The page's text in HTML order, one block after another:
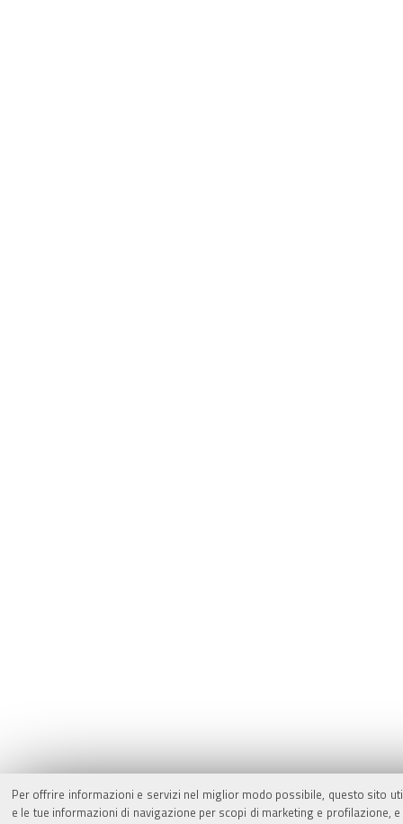
Per offrire informazioni e servizi nel miglior modo possibile, questo sito
e le tue informazioni di navigazione per scopi di marketing e